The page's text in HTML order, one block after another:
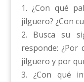
1. ¿Con qué
jilguero? ¿Con
2. Busca su
responde: ¿Por
jilguero y por
3. ¿Con qué